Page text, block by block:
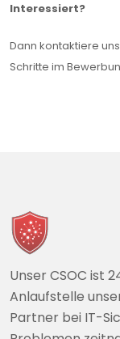
Interessiert?
Dann kontaktiere
Schritte im
Unser CSOC ist
Anlaufstelle
Partner bei IT-